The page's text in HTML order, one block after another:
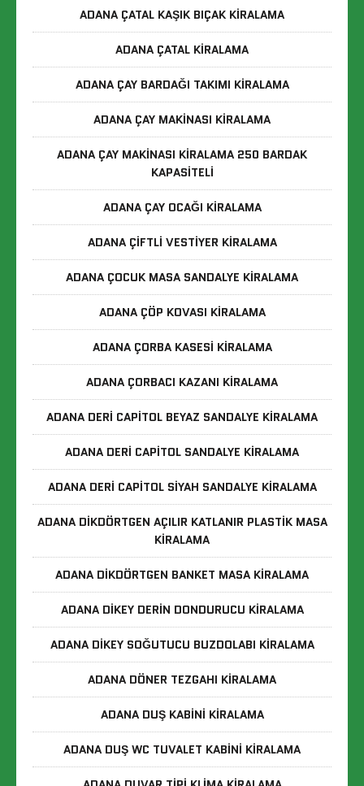
ADANA ÇATAL KAŞIK BIÇAK KIRALAMA
ADANA ÇATAL KIRALAMA
ADANA ÇAY BARDAĞI TAKIMI KIRALAMA
ADANA ÇAY MAKINASI KIRALAMA
ADANA ÇAY MAKINASI KIRALAMA 250 BARDAK
KAPASITELI
ADANA ÇAY OCAĞI KIRALAMA
ADANA ÇIFTLI VESTIYER KIRALAMA
ADANA ÇOCUK MASA SANDALYE KIRALAMA
ADANA ÇÖP KOVASI KIRALAMA
ADANA ÇORBA KASESI KIRALAMA
ADANA ÇORBACI KAZANI KIRALAMA
ADANA DERI CAPITOL BEYAZ SANDALYE KIRALAMA
ADANA DERI CAPITOL SANDALYE KIRALAMA
ADANA DERI CAPITOL SIYAH SANDALYE KIRALAMA
ADANA DIKDÖRTGEN AÇILIR KATLANIR PLASTIK MASA
KIRALAMA
ADANA DIKDÖRTGEN BANKET MASA KIRALAMA
ADANA DIKEY DERIN DONDURUCU KIRALAMA
ADANA DIKEY SOĞUTUCU BUZDOLABI KIRALAMA
ADANA DÖNER TEZGAHI KIRALAMA
ADANA DUŞ KABINI KIRALAMA
ADANA DUŞ WC TUVALET KABINI KIRALAMA